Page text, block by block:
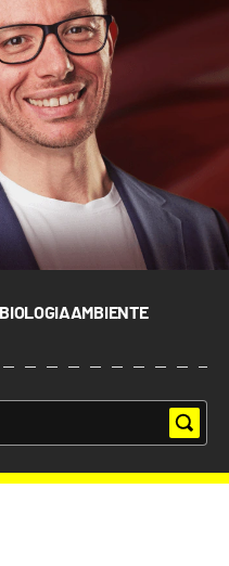
BIOLOGIAAMBIENTE